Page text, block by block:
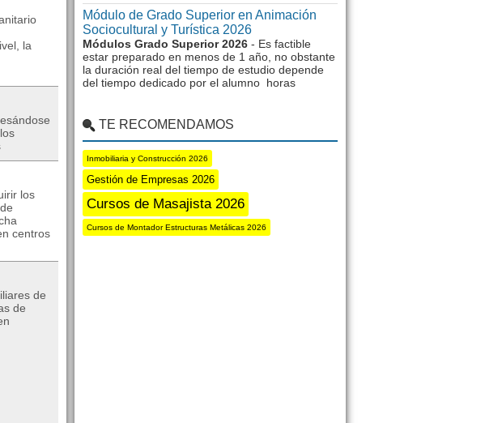
la
los
centros
de
de
Módulo de Grado Superior en Animación
Sociocultural y Turística 2026
Módulos Grado Superior 2026 - Es factible
estar preparado en menos de 1 año, no obstante
la duración real del tiempo de estudio depende
del tiempo dedicado por el alumno horas
TE RECOMENDAMOS
Inmobiliaria y Construcción 2026
Gestión de Empresas 2026
Cursos de Masajista 2026
Cursos de Montador Estructuras Metálicas 2026